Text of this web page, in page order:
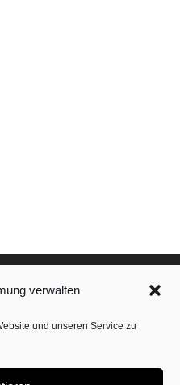
verwalten
und unseren Service zu